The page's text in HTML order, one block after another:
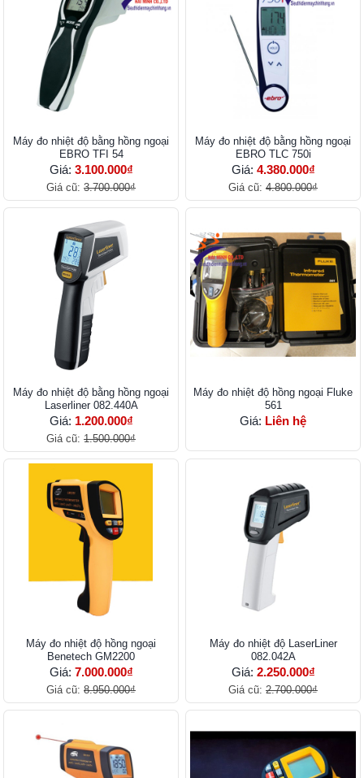
Máy đo nhiệt độ bằng hồng ngoại
EBRO TFI 54
Giá: 3.100.000₫
Giá cũ: 3.700.000₫
Máy đo nhiệt độ bằng hồng ngoại
EBRO TLC 750i
Giá: 4.380.000₫
Giá cũ: 4.800.000₫
Máy đo nhiệt độ bằng hồng ngoại
Laserliner 082.440A
Giá: 1.200.000₫
Giá cũ: 1.500.000₫
Máy đo nhiệt độ hồng ngoại Fluke
561
Giá: Liên hệ
Máy đo nhiệt độ hồng ngoại
Benetech GM2200
Giá: 7.000.000₫
Giá cũ: 8.950.000₫
Máy đo nhiệt độ LaserLiner
082.042A
Giá: 2.250.000₫
Giá cũ: 2.700.000₫